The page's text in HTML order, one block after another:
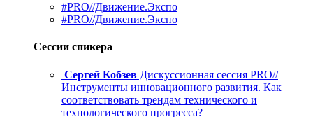
#PRO//Движение.Экспо
#PRO//Движение.Экспо
Сессии спикера
Сергей Кобзев Дискуссионная сессия PRO//
Инструменты инновационного развития. Как
соответствовать трендам технического и
технологического прогресса?